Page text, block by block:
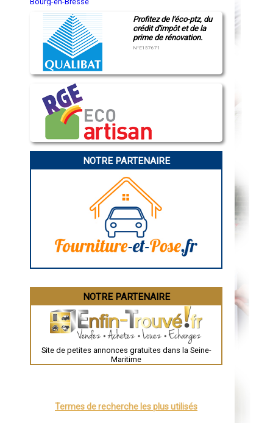
Montluçon
Manosque
Gap
Charleville-Mézières
Pamiers
Narbonne
Rodez
Marseille
Caen
Angoulême
La Rochelle
Brive-la-Gaillarde
Chartres
Toulouse
Châteauroux
Grenoble
Mont-de-Marsan
Saint-Étienne
Profitez de l'éco-ptz, du
crédit d'impôt et de la
prime de rénovation.
N°E157671
NOTRE PARTENAIRE
NOTRE PARTENAIRE
Site de petites annonces gratuites dans la Seine-
Maritime
Termes de recherche les plus utilisés